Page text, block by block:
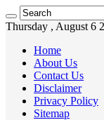
Thursday , August 6
Home
About Us
Contact Us
Disclaimer
Privacy Policy
Sitemap